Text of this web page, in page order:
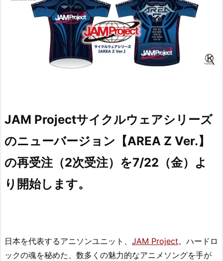
JAM Projectサイクルウェアシリーズ
のニューバージョン【AREA Z Ver.】
の再受注（2次受注）を7/22（金）よ
り開始します。
日本を代表するアニソンユニット、 JAM Project。ハードロ
ックの魂を秘めた、数多くの魅力的なアニメソングを手が